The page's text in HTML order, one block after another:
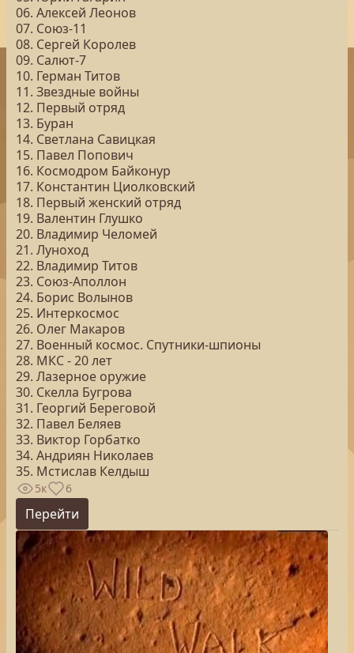
06. Алексей Леонов
07. Союз-11
08. Сергей Королев
09. Салют-7
10. Герман Титов
11. Звездные войны
12. Первый отряд
13. Буран
14. Светлана Савицкая
15. Павел Попович
16. Космодром Байконур
17. Константин Циолковский
18. Первый женский отряд
19. Валентин Глушко
20. Владимир Челомей
21. Луноход
22. Владимир Титов
23. Союз-Аполлон
24. Борис Волынов
25. Интеркосмос
26. Олег Макаров
27. Военный космос. Спутники-шпионы
28. МКС - 20 лет
29. Лазерное оружие
30. Скелла Бугрова
31. Георгий Береговой
32. Павел Беляев
33. Виктор Горбатко
34. Андриян Николаев
35. Мстислав Келдыш
5к 6
Перейти